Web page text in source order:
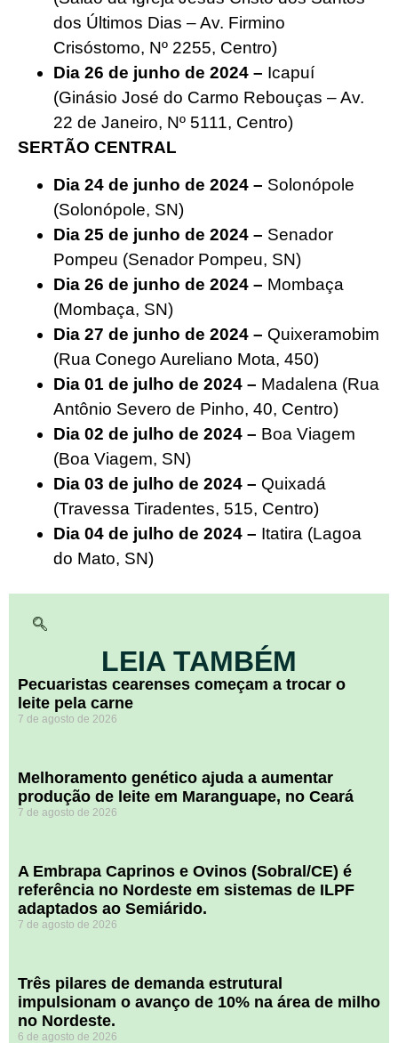
dos Últimos Dias – Av. Firmino
Crisóstomo, Nº 2255, Centro)
Dia 26 de junho de 2024 – Icapuí
(Ginásio José do Carmo Rebouças – Av.
22 de Janeiro, Nº 5111, Centro)
SERTÃO CENTRAL
Dia 24 de junho de 2024 – Solonópole
(Solonópole, SN)
Dia 25 de junho de 2024 – Senador
Pompeu (Senador Pompeu, SN)
Dia 26 de junho de 2024 – Mombaça
(Mombaça, SN)
Dia 27 de junho de 2024 – Quixeramobim
(Rua Conego Aureliano Mota, 450)
Dia 01 de julho de 2024 – Madalena (Rua
Antônio Severo de Pinho, 40, Centro)
Dia 02 de julho de 2024 – Boa Viagem
(Boa Viagem, SN)
Dia 03 de julho de 2024 – Quixadá
(Travessa Tiradentes, 515, Centro)
Dia 04 de julho de 2024 – Itatira (Lagoa
do Mato, SN)
LEIA TAMBÉM
Pecuaristas cearenses começam a trocar o
leite pela carne
7 de agosto de 2026
Melhoramento genético ajuda a aumentar
produção de leite em Maranguape, no Ceará
7 de agosto de 2026
A Embrapa Caprinos e Ovinos (Sobral/CE) é
referência no Nordeste em sistemas de ILPF
adaptados ao Semiárido.
7 de agosto de 2026
​Três pilares de demanda estrutural
impulsionam o avanço de 10% na área de milho
no Nordeste.
6 de agosto de 2026